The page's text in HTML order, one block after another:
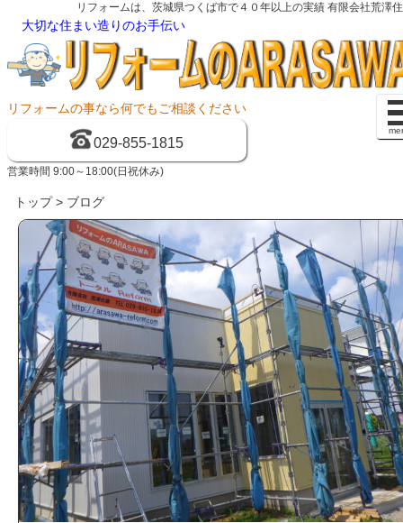
リフォームは、茨城県つくば市で４０年以上の実績 有限会社荒澤
大切な住まい造りのお手伝い
リフォームの事なら何でもご相談ください
029-855-1815
営業時間 9:00～18:00(日祝休み)
トップ> ブログ